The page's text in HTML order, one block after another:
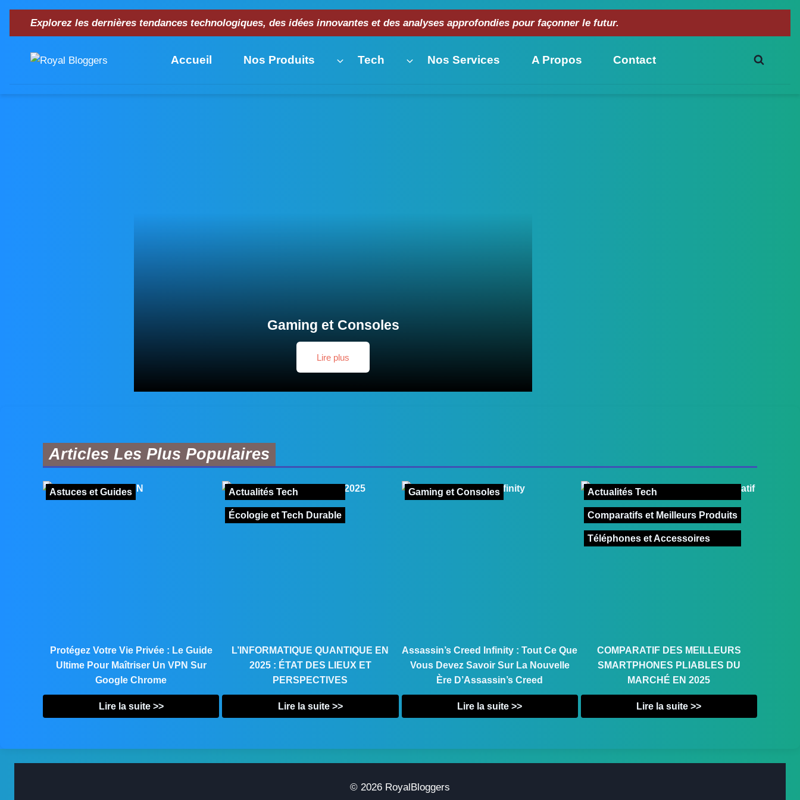
Explorez les dernières tendances technologiques, des idées innovantes et des analyses approfondies pour façonner le futur.
Accueil Nos Produits Tech Nos Services A Propos Contact
Gaming et Consoles
Lire plus
Articles Les Plus Populaires
Astuces et Guides
Protégez Votre Vie Privée : Le Guide
Ultime Pour Maîtriser Un VPN Sur
Google Chrome
Lire la suite >>
Actualités Tech
Écologie et Tech Durable
L’INFORMATIQUE QUANTIQUE EN
2025 : ÉTAT DES LIEUX ET
PERSPECTIVES
Lire la suite >>
Gaming et Consoles
Assassin’s Creed Infinity : Tout Ce Que
Vous Devez Savoir Sur La Nouvelle
Ère D’Assassin’s Creed
Lire la suite >>
Actualités Tech
Comparatifs et Meilleurs Produits
Téléphones et Accessoires
COMPARATIF DES MEILLEURS
SMARTPHONES PLIABLES DU
MARCHÉ EN 2025
Lire la suite >>
© 2026 RoyalBloggers